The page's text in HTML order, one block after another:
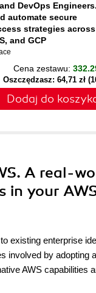
DevOps Engineers.
automate secure
strategies across
and GCP
Cena zestawu:
Oszczędzasz: 64,71 zł
Dodaj do
A real-
in your
existing enterprise
involved by adopting
AWS capabilities